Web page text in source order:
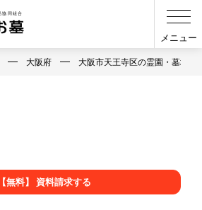
メニュー
大阪府 大阪市天王寺区の霊園・墓地・
【無料】 資料請求する